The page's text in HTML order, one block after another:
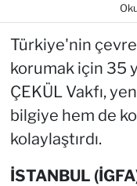
Türkiye'nin çevre
korumak için 35
ÇEKÜL Vakfı,
bilgiye hem de
kolaylaştırdı.
İSTANBUL